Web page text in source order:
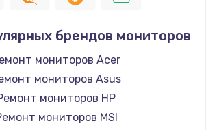
390 руб.
Заказать
Bluetooth/Wi-Fi модуля
800 руб.
брендов мониторов
мониторов Acer
мониторов Asus
мониторов HP
мониторов MSI